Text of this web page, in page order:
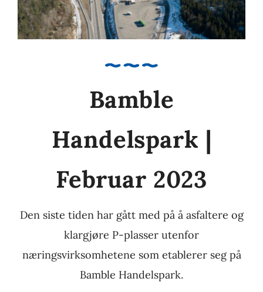
Bamble
Handelspark |
Februar 2023
Den siste tiden har gått med på å asfaltere og
klargjøre P-plasser utenfor
næringsvirksomhetene som etablerer seg på
Bamble Handelspark.